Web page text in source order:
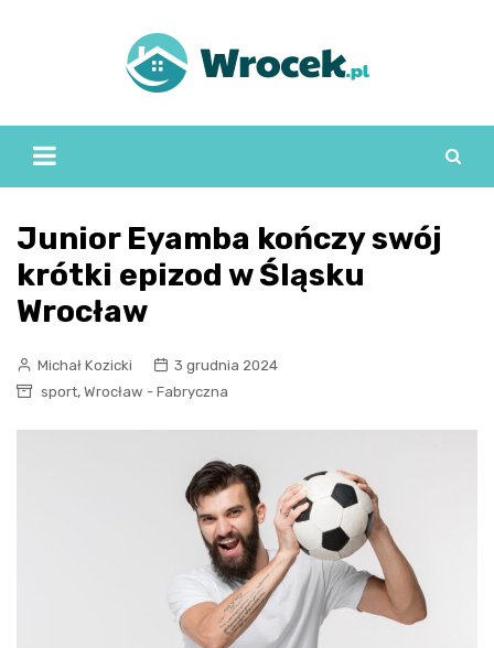
Junior Eyamba kończy swój
krótki epizod w Śląsku
Wrocław
Michał Kozicki
3 grudnia 2024
sport, Wrocław - Fabryczna